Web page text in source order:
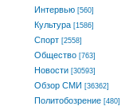
Интервью [560]
Культура [1586]
Спорт [2558]
Общество [763]
Новости [30593]
Обзор СМИ [36362]
Политобозрение [480]